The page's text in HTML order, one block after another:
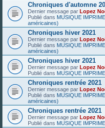
Chroniques d'automne
Dernier message par Lopez
Publié dans MUSIQUE
américaines)
Chroniques hiver 2021
Dernier message par Lopez
Publié dans MUSIQUE
américaines)
Chroniques hiver 2021
Dernier message par Lopez
Publié dans MUSIQUE
Chroniques rentrée 2021
Dernier message par Lopez
Publié dans MUSIQUE
américaines)
Chroniques rentrée 2021
Dernier message par Lopez
Publié dans MUSIQUE